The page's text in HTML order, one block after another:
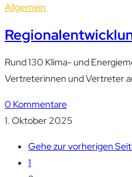
Allgemein
Rund 130 Klima- und
Vertreterinnen und Vertreter
0 Kommentare
1. Oktober 2025
Gehe zur vorherigen
1